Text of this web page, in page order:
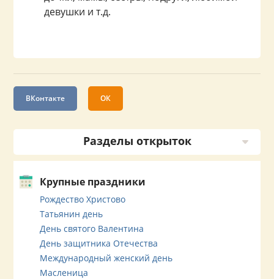
девушки и т.д.
ВКонтакте ОК
Разделы открыток
Крупные праздники
Рождество Христово
Татьянин день
День святого Валентина
День защитника Отечества
Международный женский день
Масленица